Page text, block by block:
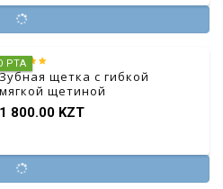
РТА
Зубная щетка с гибкой
мягкой щетиной
1 800.00 KZT